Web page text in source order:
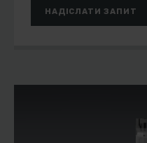
НАДІСЛАТИ ЗАПИТ